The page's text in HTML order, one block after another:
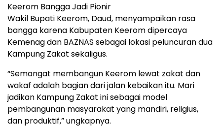
Keerom Bangga Jadi Pionir
Wakil Bupati Keerom, Daud, menyampaikan rasa
bangga karena Kabupaten Keerom dipercaya
Kemenag dan BAZNAS sebagai lokasi peluncuran dua
Kampung Zakat sekaligus.
“Semangat membangun Keerom lewat zakat dan
wakaf adalah bagian dari jalan kebaikan itu. Mari
jadikan Kampung Zakat ini sebagai model
pembangunan masyarakat yang mandiri, religius,
dan produktif,” ungkapnya.